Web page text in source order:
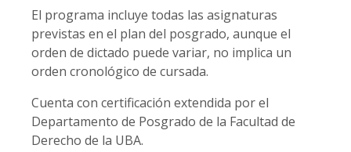
El programa incluye todas las asignaturas
previstas en el plan del posgrado, aunque el
orden de dictado puede variar, no implica un
orden cronológico de cursada.
Cuenta con certificación extendida por el
Departamento de Posgrado de la Facultad de
Derecho de la UBA.